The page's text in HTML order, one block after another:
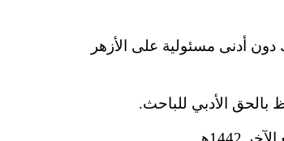
دون أدنى مسئولية على الأزهر
بالحق الأدبي للباحث.